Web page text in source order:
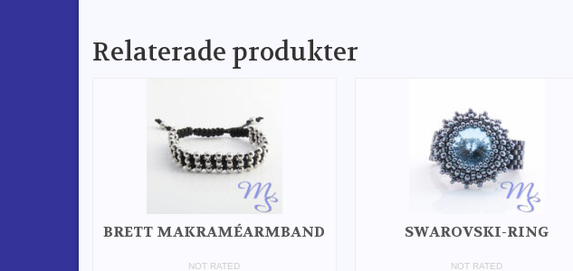
Relaterade produkter
BRETT MAKRAMÉARMBAND
NOT RATED
SWAROVSKI-RING
NOT RATED